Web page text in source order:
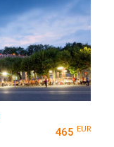
465 EUR